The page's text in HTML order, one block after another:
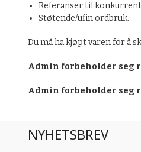
Referanser til
Støtende/ufin ordbruk.
Du må ha kjøpt varen for å
Admin forbeholder seg
Admin forbeholder seg
NYHETSBREV